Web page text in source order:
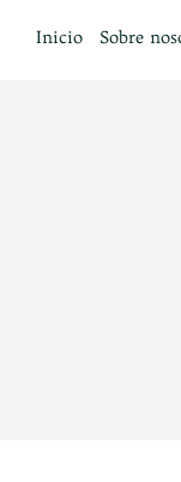
Inicio Sobre